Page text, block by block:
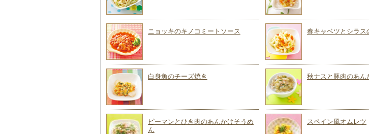
ニョッキのキノコミートソース 春キャベツとシラス
白身魚のチーズ焼き 秋ナスと豚肉のあん
ピーマンとひき肉のあんかけそうめ
ん
スペイン風オムレツ